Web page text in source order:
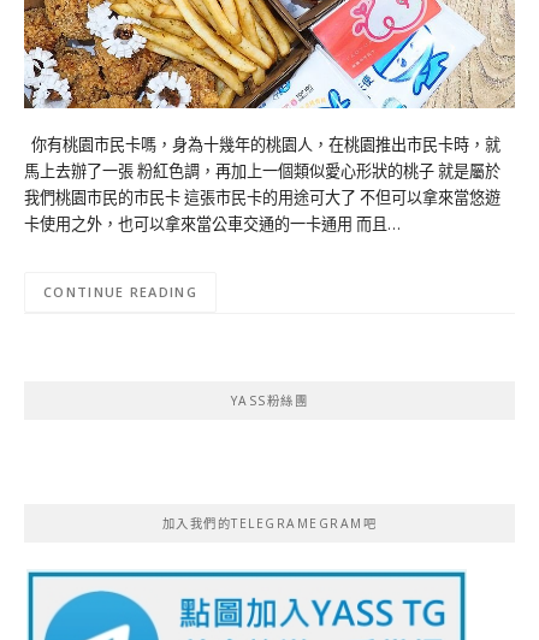
你有桃園市民卡嗎，身為十幾年的桃園人，在桃園推出市民卡時，就
馬上去辦了一張 粉紅色調，再加上一個類似愛心形狀的桃子 就是屬於
我們桃園市民的市民卡 這張市民卡的用途可大了 不但可以拿來當悠遊
卡使用之外，也可以拿來當公車交通的一卡通用 而且…
CONTINUE READING
YASS粉絲團
加入我們的TELEGRAMEGRAM吧